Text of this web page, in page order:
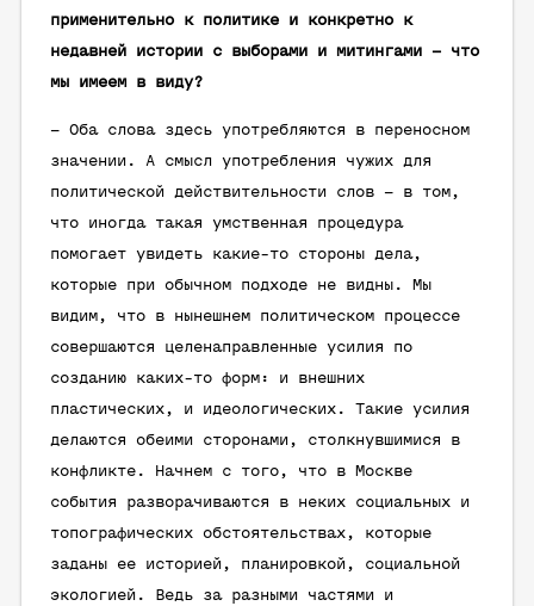
применительно к политике и конкретно к
недавней истории с выборами и митингами – что
мы имеем в виду?
– Оба слова здесь употребляются в переносном
значении. А смысл употребления чужих для
политической действительности слов – в том,
что иногда такая умственная процедура
помогает увидеть какие-то стороны дела,
которые при обычном подходе не видны. Мы
видим, что в нынешнем политическом процессе
совершаются целенаправленные усилия по
созданию каких-то форм: и внешних
пластических, и идеологических. Такие усилия
делаются обеими сторонами, столкнувшимися в
конфликте. Начнем с того, что в Москве
события разворачиваются в неких социальных и
топографических обстоятельствах, которые
заданы ее историей, планировкой, социальной
экологией. Ведь за разными частями и